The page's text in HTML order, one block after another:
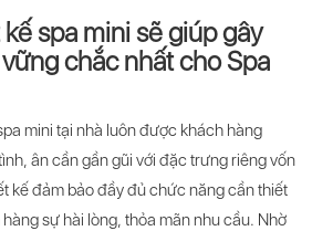
spa mini sẽ giúp gây
chắc nhất cho Spa
mini tại nhà luôn được khách hàng
ân cần gần gũi với đặc trưng riêng vốn
kế đảm bảo đầy đủ chức năng cần thiết
sự hài lòng, thỏa mãn nhu cầu. Nhờ